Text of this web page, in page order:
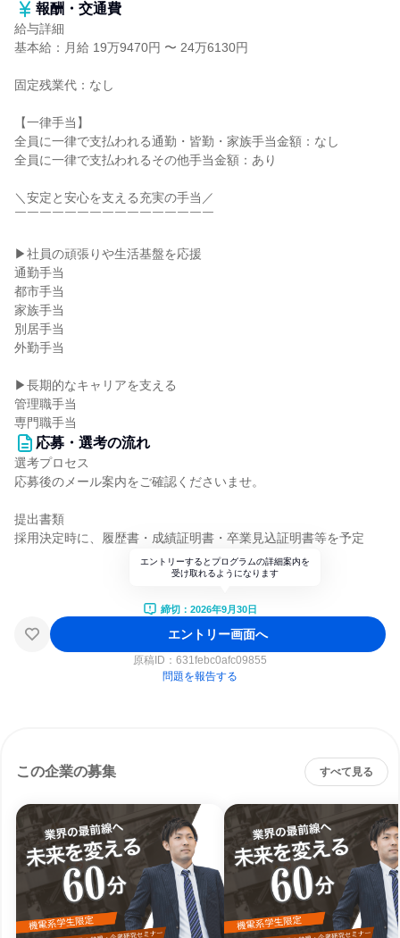
報酬・交通費
給与詳細
基本給：月給 19万9470円 〜 24万6130円
固定残業代：なし
【一律手当】
全員に一律で支払われる通勤・皆勤・家族手当金額：なし
全員に一律で支払われるその他手当金額：あり
＼安定と安心を支える充実の手当／
￣￣￣￣￣￣￣￣￣￣￣￣￣￣￣￣
▶社員の頑張りや生活基盤を応援
通勤手当
都市手当
家族手当
別居手当
外勤手当
▶長期的なキャリアを支える
管理職手当
専門職手当
応募・選考の流れ
選考プロセス
応募後のメール案内をご確認くださいませ。
提出書類
採用決定時に、履歴書・成績証明書・卒業見込証明書等を予定
エントリーするとプログラムの詳細案内を
受け取れるようになります
締切：2026年9月30日
エントリー画面へ
原稿ID： 631febc0afc09855
問題を報告する
この企業の募集 すべて見る